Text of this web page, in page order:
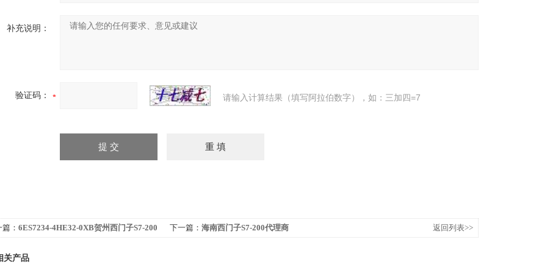
补充说明：
验证码： 请输入计算结果（填写阿拉伯数字），如：三加四=7
： 6ES7234-4HE32-0XB贺州西门子S7-200
下一篇： 海南西门子S7-200代理商 返回列表>>
关产品